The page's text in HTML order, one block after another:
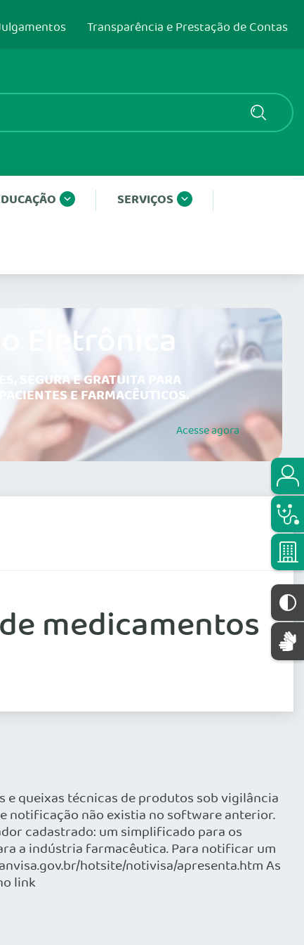
Transparência e Prestação de Contas
SERVIÇOS
Eletrônica
SEGURA E GRATUITA PARA
E FARMACÊUTICOS.
Acesseagora
medicamentos
queixas técnicas de produtos sob vigilância
notificação não existia no software anterior.
cadastrado: um simplificado para os
a indústria farmacêutica. Para notificar um
hotsite/notivisa/apresenta.htm As
link